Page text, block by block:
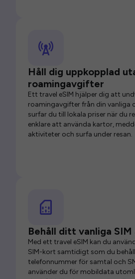
Håll dig uppkopplad
roamingavgifter
Ett travel eSIM hjälper dig att
roamingavgifter från din vanliga
surfar du till lokala priser när du
enklare att använda kartor,
aktiviteter och surfa under resan.
Behåll ditt vanliga
Med ett travel eSIM kan du
SIM-kort samtidigt som du
telefonnummer för samtal och
använder du för mobildata